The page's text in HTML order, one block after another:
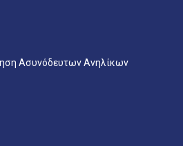
Ασυνόδευτων Ανηλίκων